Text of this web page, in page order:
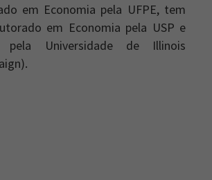
em Economia pela UFPE, tem
em Economia pela USP e
pela Universidade de Illinois